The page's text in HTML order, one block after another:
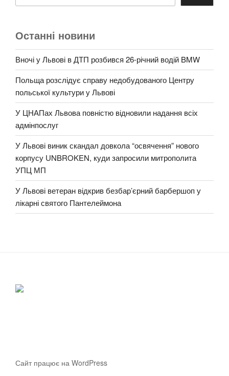
Останні новини
Вночі у Львові в ДТП розбився 26-річний водій BMW
Польща розслідує справу недобудованого Центру
польської культури у Львові
У ЦНАПах Львова повністю відновили надання всіх
адмінпослуг
У Львові виник скандал довкола “освячення” нового
корпусу UNBROKEN, куди запросили митрополита
УПЦ МП
У Львові ветеран відкрив безбар’єрний барбершоп у
лікарні святого Пантелеймона
Сайт працює на WordPress